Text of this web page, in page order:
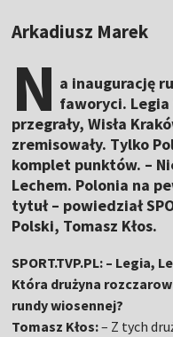
Arkadiusz Marek
N a inaugurację
faworyci. Legia
przegrały, Wisła
zremisowały. Tylko
komplet punktów. –
Lechem. Polonia na
tytuł – powiedział
Polski, Tomasz Kłos.
SPORT.TVP.PL: – Legia,
Która drużyna
rundy wiosennej?
Tomasz Kłos:– Z tych